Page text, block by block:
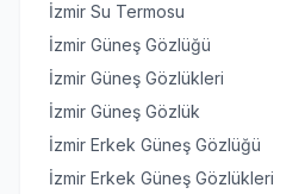
İzmir Su Termosu
İzmir Güneş Gözlüğü
İzmir Güneş Gözlükleri
İzmir Güneş Gözlük
İzmir Erkek Güneş Gözlüğü
İzmir Erkek Güneş Gözlükleri